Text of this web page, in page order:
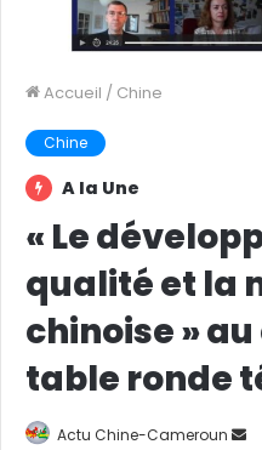
Accueil / Chine
Chine
A la Une
« Le
qualité et la
chinoise »
table ronde
Actu Chine-Cameroun